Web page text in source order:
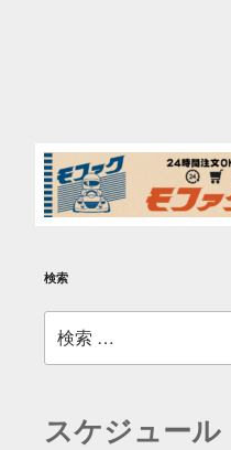
検索
索:
スケジュール